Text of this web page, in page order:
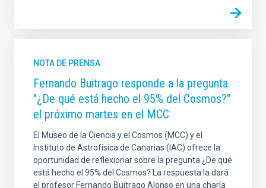
NOTA DE PRENSA
Fernando Buitrago responde a la pregunta
"¿De qué está hecho el 95% del Cosmos?"
el próximo martes en el MCC
El Museo de la Ciencia y el Cosmos (MCC) y el
Instituto de Astrofísica de Canarias (IAC) ofrece la
oportunidad de reflexionar sobre la pregunta ¿De qué
está hecho el 95% del Cosmos? La respuesta la dará
el profesor Fernando Buitrago Alonso en una charla